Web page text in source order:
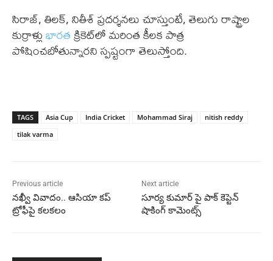
సిరాజ్, తిలక్, నితీశ్ ప్రదర్శనలు చూస్తుంటే, తెలుగు రాష్ట్రాల
కుర్రాళ్లుభారతక్రికెట్‌లో మరింత కీలక పాత్ర
పోషించబోతున్నారని స్పష్టంగా తెలుస్తోంది.
TAGS Asia Cup India Cricket Mohammad Siraj
nitish reddy
tilak varma
Previous article
నఖ్వీ వివాదం.. ఆసియా కప్
ట్రోఫీపై కలకలం
Next article
సూర్య కుమార్ పై పాక్ కెప్టెన్
షాకింగ్ కామెంట్స్